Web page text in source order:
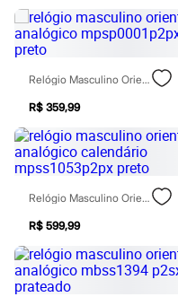
Shorts e Bermudas
Vestidos
Acessórios
Bolsas
Bonés e Chapéus
Bijoux
Cintos
Óculos
Relógios
Calçados
Botas
Chinelos
Rasteirinhas
Sandálias
Sapatilhas
Tênis
Marcas
City
Relógio Masculino Orient Analógico Mpsp0001p2px Preto
R$ 359,99
Relógio Masculino Orient Analógico Calendário Mpss1053p2px Preto
R$ 599,99